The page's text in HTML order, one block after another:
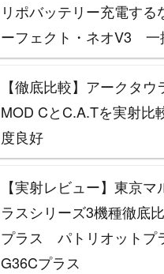
リポバッテリー充電する
ーフェクト・ネオV3 一
【徹底比較】アークタウ
MOD CとC.A.Tを実射
度良好
【実射レビュー】東京
ラスシリーズ3機種徹底
プラス パトリオットプ
G36Cプラス